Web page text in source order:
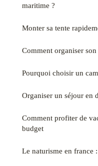
maritime ?
Monter sa tente
Comment organiser
Pourquoi choisir un
Organiser un séjour en
Comment profiter de
budget
Le naturisme en france